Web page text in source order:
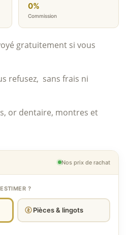
0%
Commission
gratuitement si vous
refusez, sans frais ni
or dentaire, montres et
Nos prix de rachat
?
Pièces & lingots